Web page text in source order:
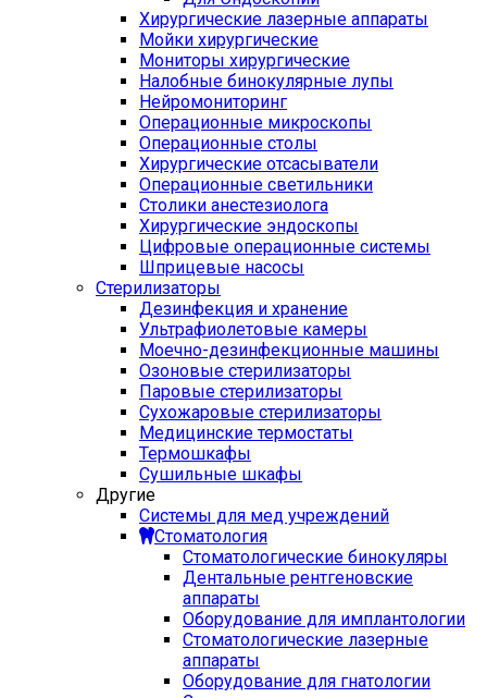
Хирургические лазерные аппараты
Мойки хирургические
Мониторы хирургические
Налобные бинокулярные лупы
Нейромониторинг
Операционные микроскопы
Операционные столы
Хирургические отсасыватели
Операционные светильники
Столики анестезиолога
Хирургические эндоскопы
Цифровые операционные системы
Шприцевые насосы
Стерилизаторы
Дезинфекция и хранение
Ультрафиолетовые камеры
Моечно-дезинфекционные машины
Озоновые стерилизаторы
Паровые стерилизаторы
Сухожаровые стерилизаторы
Медицинские термостаты
Термошкафы
Сушильные шкафы
Другие
Системы для мед учреждений
Стоматология
Стоматологические бинокуляры
Дентальные рентгеновские
аппараты
Оборудование для имплантологии
Стоматологические лазерные
аппараты
Оборудование для гнатологии